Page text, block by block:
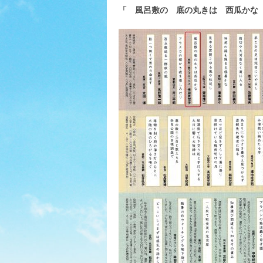
「 風呂敷の 底の丸きは 西瓜か